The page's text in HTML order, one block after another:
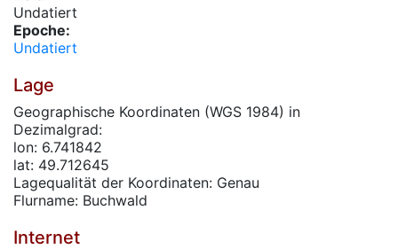
Undatiert
Epoche:
Undatiert
Lage
Geographische Koordinaten (WGS 1984) in
Dezimalgrad:
lon: 6.741842
lat: 49.712645
Lagequalität der Koordinaten: Genau
Flurname: Buchwald
Internet